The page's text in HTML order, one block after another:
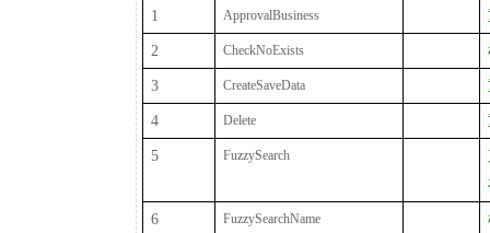
1 ApprovalBusiness
2 CheckNoExists
3 CreateSaveData
4 Delete
5 FuzzySearch
6 FuzzySearchName